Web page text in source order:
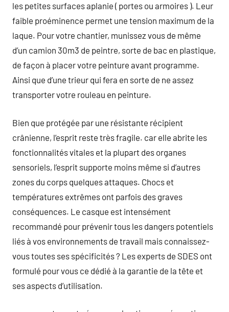
les petites surfaces aplanie ( portes ou armoires ). Leur
faible proéminence permet une tension maximum de la
laque. Pour votre chantier, munissez vous de même
d’un camion 30m3 de peintre, sorte de bac en plastique,
de façon à placer votre peinture avant programme.
Ainsi que d’une trieur qui fera en sorte de ne assez
transporter votre rouleau en peinture.
Bien que protégée par une résistante récipient
crânienne, l’esprit reste très fragile. car elle abrite les
fonctionnalités vitales et la plupart des organes
sensoriels, l’esprit supporte moins même si d’autres
zones du corps quelques attaques. Chocs et
températures extrêmes ont parfois des graves
conséquences. Le casque est intensément
recommandé pour prévenir tous les dangers potentiels
liés à vos environnements de travail mais connaissez-
vous toutes ses spécificités ? Les experts de SDES ont
formulé pour vous ce dédié à la garantie de la tête et
ses aspects d’utilisation.